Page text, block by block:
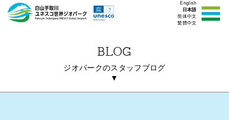
English
日本語
简体中文
繁體中文
BLOG
ジオパークのスタッフブログ
▼